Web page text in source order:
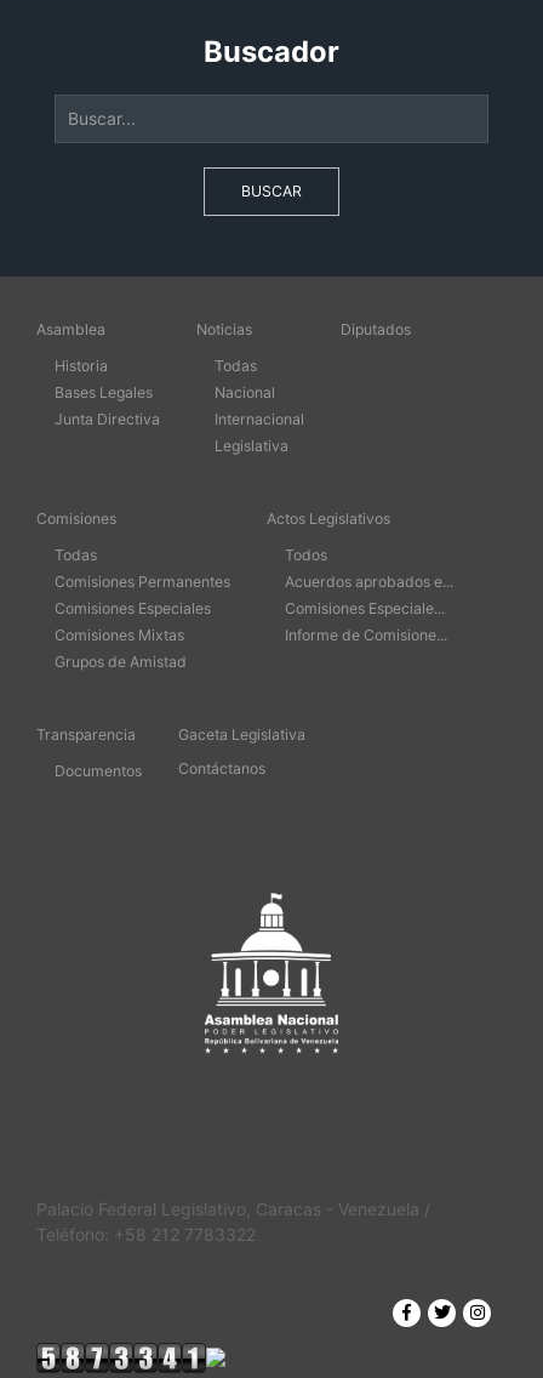
Buscador
BUSCAR
Asamblea
Historia
Bases Legales
Junta Directiva
Noticias
Todas
Nacional
Internacional
Legislativa
Diputados
Comisiones
Todas
Comisiones Permanentes
Comisiones Especiales
Comisiones Mixtas
Grupos de Amistad
Actos Legislativos
Todos
Acuerdos aprobados e...
Comisiones Especiale...
Informe de Comisione...
Transparencia
Documentos
Gaceta Legislativa
Contáctanos
Palacio Federal Legislativo, Caracas - Venezuela /
Teléfono: +58 212 7783322